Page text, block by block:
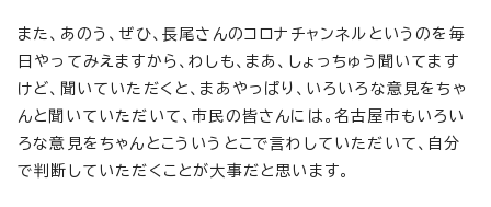
また、あのう、ぜひ、長尾さんのコロナチャンネルというのを毎
日やってみえますから、わしも、まあ、しょっちゅう聞いてます
けど、聞いていただくと、まあやっぱり、いろいろな意見をちゃ
んと聞いていただいて、市民の皆さんには。名古屋市もいろい
ろな意見をちゃんとこういうとこで言わしていただいて、自分
で判断していただくことが大事だと思います。